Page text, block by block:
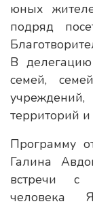
юных
подряд
В
семей,
территорий
Программу
Галина
встречи с
человека